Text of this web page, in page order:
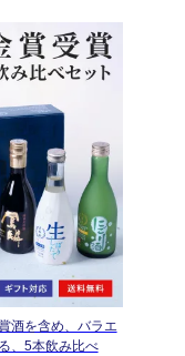
酒を含め、バラエ
、5本飲み比べ